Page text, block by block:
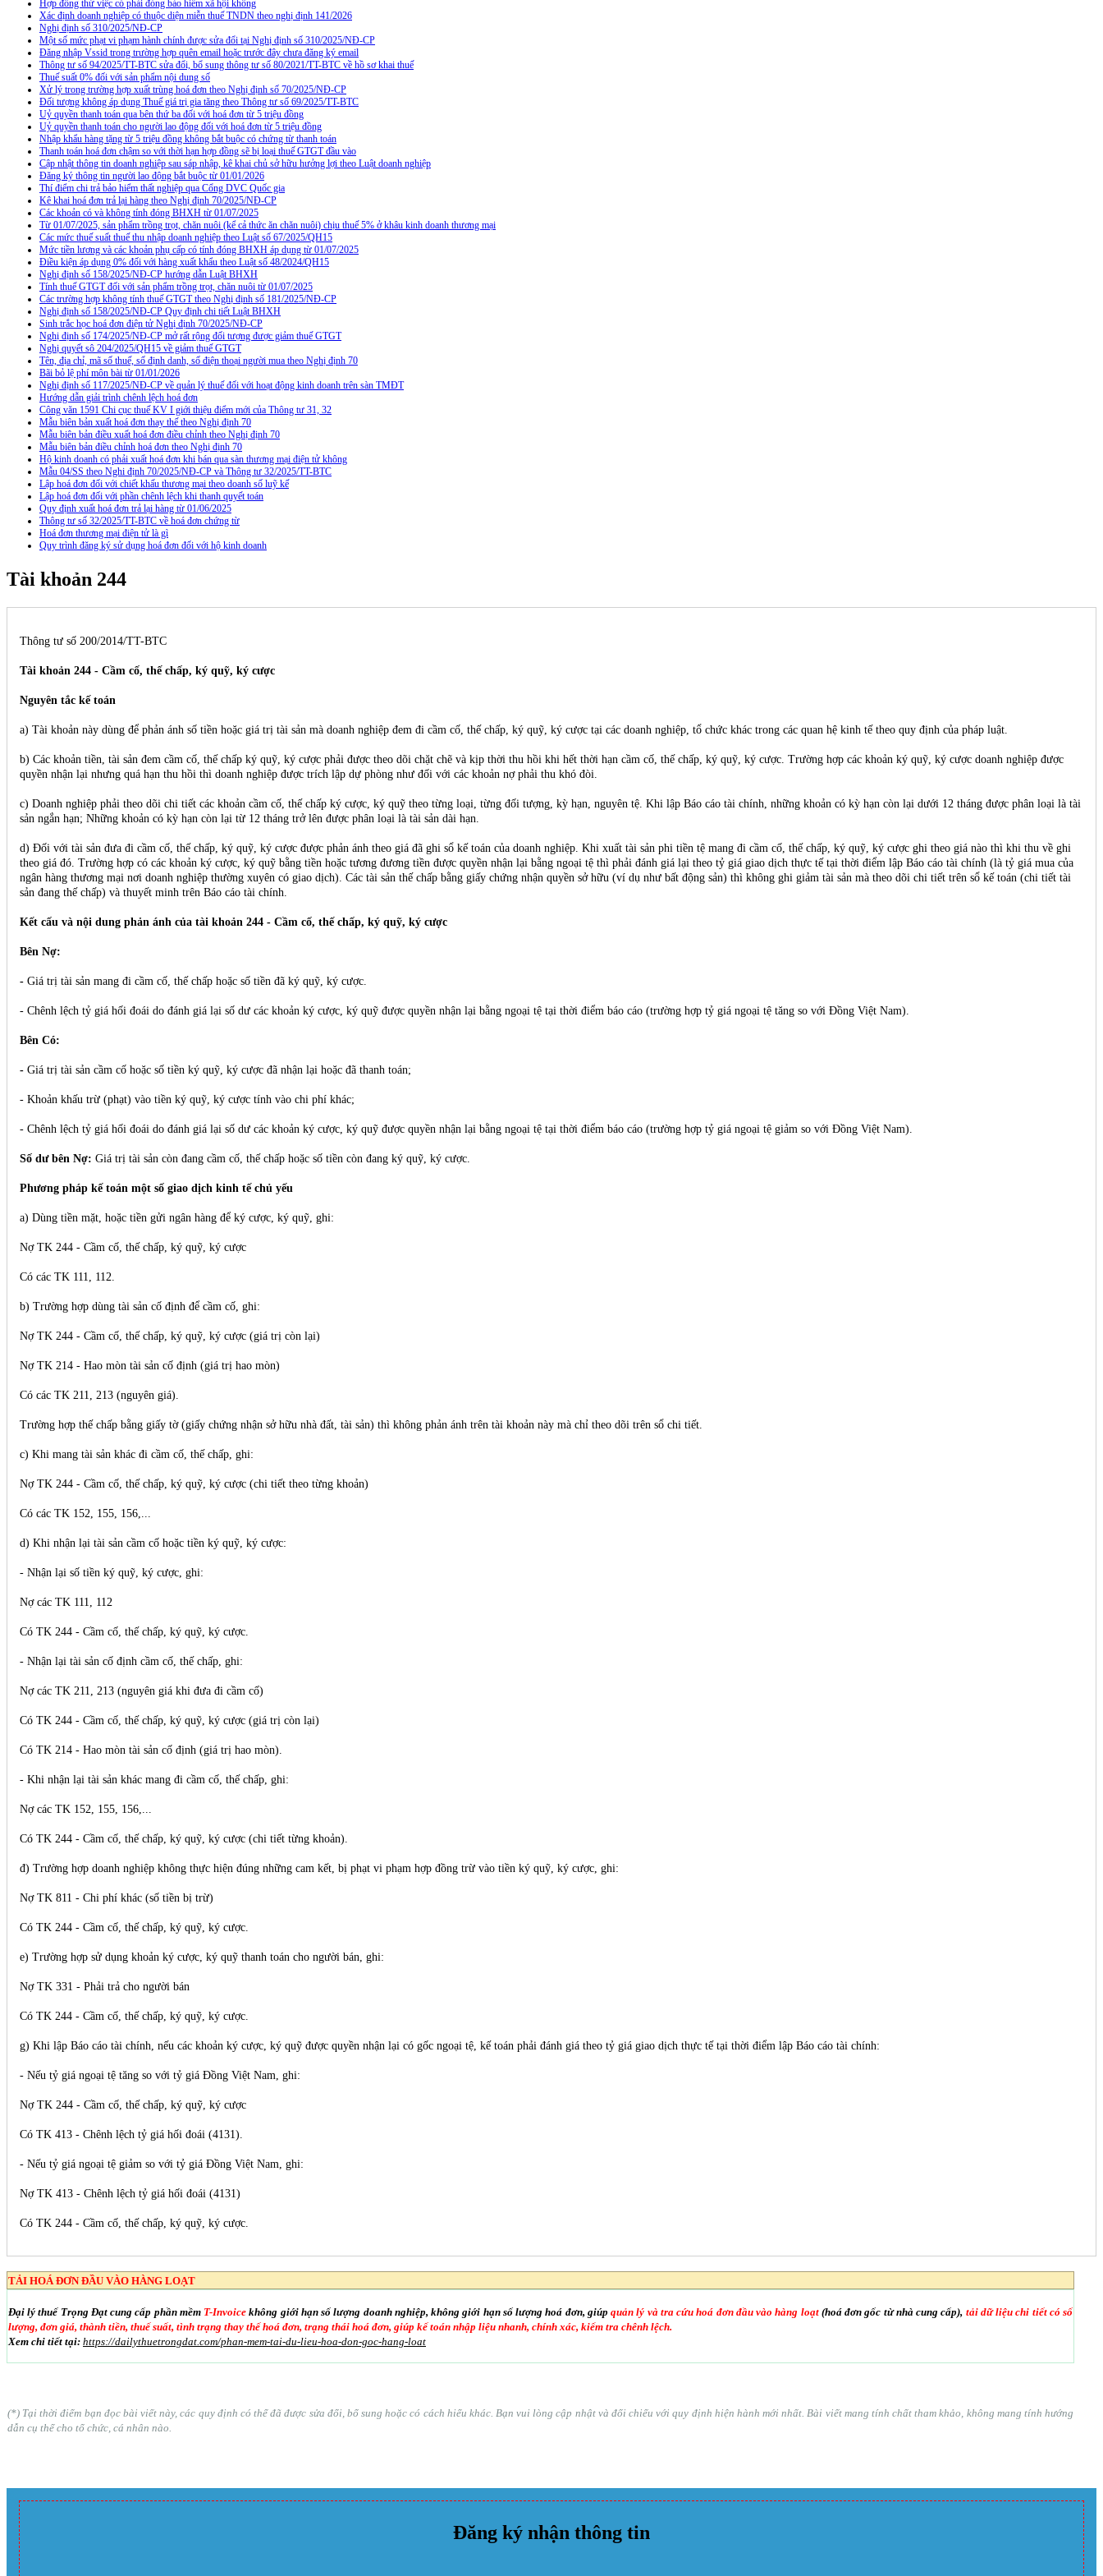
Hợp đồng thử việc có phải đóng bảo hiểm xã hội không
Xác định doanh nghiệp có thuộc diện miễn thuế TNDN theo nghị định 141/2026
Nghị định số 310/2025/NĐ-CP
Một số mức phạt vi phạm hành chính được sửa đổi tại Nghị định số 310/2025/NĐ-CP
Đăng nhập Vssid trong trường hợp quên email hoặc trước đây chưa đăng ký email
Thông tư số 94/2025/TT-BTC sửa đổi, bổ sung thông tư số 80/2021/TT-BTC về hồ sơ khai thuế
Thuế suất 0% đối với sản phẩm nội dung số
Xử lý trong trường hợp xuất trùng hoá đơn theo Nghị định số 70/2025/NĐ-CP
Đối tượng không áp dụng Thuế giá trị gia tăng theo Thông tư số 69/2025/TT-BTC
Uỷ quyền thanh toán qua bên thứ ba đối với hoá đơn từ 5 triệu đồng
Uỷ quyền thanh toán cho người lao động đối với hoá đơn từ 5 triệu đồng
Nhập khẩu hàng tặng từ 5 triệu đồng không bắt buộc có chứng từ thanh toán
Thanh toán hoá đơn chậm so với thời hạn hợp đồng sẽ bị loại thuế GTGT đầu vào
Cập nhật thông tin doanh nghiệp sau sáp nhập, kê khai chủ sở hữu hưởng lợi theo Luật doanh nghiệp
Đăng ký thông tin người lao động bắt buộc từ 01/01/2026
Thí điểm chi trả bảo hiểm thất nghiệp qua Cổng DVC Quốc gia
Kê khai hoá đơn trả lại hàng theo Nghị định 70/2025/NĐ-CP
Các khoản có và không tính đóng BHXH từ 01/07/2025
Từ 01/07/2025, sản phẩm trồng trọt, chăn nuôi (kể cả thức ăn chăn nuôi) chịu thuế 5% ở khâu kinh doanh thương mại
Các mức thuế suất thuế thu nhập doanh nghiệp theo Luật số 67/2025/QH15
Mức tiền lương và các khoản phụ cấp có tính đóng BHXH áp dụng từ 01/07/2025
Điều kiện áp dụng 0% đối với hàng xuất khẩu theo Luật số 48/2024/QH15
Nghị định số 158/2025/NĐ-CP hướng dẫn Luật BHXH
Tính thuế GTGT đối với sản phẩm trồng trọt, chăn nuôi từ 01/07/2025
Các trường hợp không tính thuế GTGT theo Nghị định số 181/2025/NĐ-CP
Nghị định số 158/2025/NĐ-CP Quy định chi tiết Luật BHXH
Sinh trắc học hoá đơn điện tử Nghị định 70/2025/NĐ-CP
Nghị định số 174/2025/NĐ-CP mở rất rộng đối tượng được giảm thuế GTGT
Nghị quyết sô 204/2025/QH15 về giảm thuế GTGT
Tên, địa chỉ, mã số thuế, số định danh, số điện thoại người mua theo Nghị định 70
Bãi bỏ lệ phí môn bài từ 01/01/2026
Nghị định số 117/2025/NĐ-CP về quản lý thuế đối với hoạt động kinh doanh trên sàn TMĐT
Hướng dẫn giải trình chênh lệch hoá đơn
Công văn 1591 Chi cục thuế KV I giới thiệu điểm mới của Thông tư 31, 32
Mẫu biên bản xuất hoá đơn thay thế theo Nghị định 70
Mẫu biên bản điều xuất hoá đơn điều chỉnh theo Nghị định 70
Mẫu biên bản điều chỉnh hoá đơn theo Nghị định 70
Hộ kinh doanh có phải xuất hoá đơn khi bán qua sàn thương mại điện tử không
Mẫu 04/SS theo Nghi định 70/2025/NĐ-CP và Thông tư 32/2025/TT-BTC
Lập hoá đơn đối với chiết khấu thương mại theo doanh số luỹ kế
Lập hoá đơn đối với phần chênh lệch khi thanh quyết toán
Quy định xuất hoá đơn trả lại hàng từ 01/06/2025
Thông tư số 32/2025/TT-BTC về hoá đơn chứng từ
Hoá đơn thương mại điện tử là gì
Quy trình đăng ký sử dụng hoá đơn đối với hộ kinh doanh
Tài khoản 244
Thông tư số 200/2014/TT-BTC
Tài khoản 244 - Cầm cố, thế chấp, ký quỹ, ký cược
Nguyên tắc kế toán
a) Tài khoản này dùng để phản ánh số tiền hoặc giá trị tài sản mà doanh nghiệp đem đi cầm cố, thế chấp, ký quỹ, ký cược tại các doanh nghiệp, tổ chức khác trong các quan hệ kinh tế theo quy định của pháp luật.
b) Các khoản tiền, tài sản đem cầm cố, thế chấp ký quỹ, ký cược phải được theo dõi chặt chẽ và kịp thời thu hồi khi hết thời hạn cầm cố, thế chấp, ký quỹ, ký cược. Trường hợp các khoản ký quỹ, ký cược doanh nghiệp được
quyền nhận lại nhưng quá hạn thu hồi thì doanh nghiệp được trích lập dự phòng như đối với các khoản nợ phải thu khó đòi.
c) Doanh nghiệp phải theo dõi chi tiết các khoản cầm cố, thế chấp ký cược, ký quỹ theo từng loại, từng đối tượng, kỳ hạn, nguyên tệ. Khi lập Báo cáo tài chính, những khoản có kỳ hạn còn lại dưới 12 tháng được phân loại là tài
sản ngắn hạn; Những khoản có kỳ hạn còn lại từ 12 tháng trở lên được phân loại là tài sản dài hạn.
d) Đối với tài sản đưa đi cầm cố, thế chấp, ký quỹ, ký cược được phản ánh theo giá đã ghi sổ kế toán của doanh nghiệp. Khi xuất tài sản phi tiền tệ mang đi cầm cố, thế chấp, ký quỹ, ký cược ghi theo giá nào thì khi thu về ghi
theo giá đó. Trường hợp có các khoản ký cược, ký quỹ bằng tiền hoặc tương đương tiền được quyền nhận lại bằng ngoại tệ thì phải đánh giá lại theo tỷ giá giao dịch thực tế tại thời điểm lập Báo cáo tài chính (là tỷ giá mua của
ngân hàng thương mại nơi doanh nghiệp thường xuyên có giao dịch). Các tài sản thế chấp bằng giấy chứng nhận quyền sở hữu (ví dụ như bất động sản) thì không ghi giảm tài sản mà theo dõi chi tiết trên sổ kế toán (chi tiết tài
sản đang thế chấp) và thuyết minh trên Báo cáo tài chính.
Kết cấu và nội dung phản ánh của tài khoản 244 - Cầm cố, thế chấp, ký quỹ, ký cược
Bên Nợ:
- Giá trị tài sản mang đi cầm cố, thế chấp hoặc số tiền đã ký quỹ, ký cược.
- Chênh lệch tỷ giá hối đoái do đánh giá lại số dư các khoản ký cược, ký quỹ được quyền nhận lại bằng ngoại tệ tại thời điểm báo cáo (trường hợp tỷ giá ngoại tệ tăng so với Đồng Việt Nam).
Bên Có:
- Giá trị tài sản cầm cố hoặc số tiền ký quỹ, ký cược đã nhận lại hoặc đã thanh toán;
- Khoản khấu trừ (phạt) vào tiền ký quỹ, ký cược tính vào chi phí khác;
- Chênh lệch tỷ giá hối đoái do đánh giá lại số dư các khoản ký cược, ký quỹ được quyền nhận lại bằng ngoại tệ tại thời điểm báo cáo (trường hợp tỷ giá ngoại tệ giảm so với Đồng Việt Nam).
Số dư bên Nợ: Giá trị tài sản còn đang cầm cố, thế chấp hoặc số tiền còn đang ký quỹ, ký cược.
Phương pháp kế toán một số giao dịch kinh tế chủ yếu
a) Dùng tiền mặt, hoặc tiền gửi ngân hàng để ký cược, ký quỹ, ghi:
Nợ TK 244 - Cầm cố, thế chấp, ký quỹ, ký cược
Có các TK 111, 112.
b) Trường hợp dùng tài sản cố định để cầm cố, ghi:
Nợ TK 244 - Cầm cố, thế chấp, ký quỹ, ký cược (giá trị còn lại)
Nợ TK 214 - Hao mòn tài sản cố định (giá trị hao mòn)
Có các TK 211, 213 (nguyên giá).
Trường hợp thế chấp bằng giấy tờ (giấy chứng nhận sở hữu nhà đất, tài sản) thì không phản ánh trên tài khoản này mà chỉ theo dõi trên sổ chi tiết.
c) Khi mang tài sản khác đi cầm cố, thế chấp, ghi:
Nợ TK 244 - Cầm cố, thế chấp, ký quỹ, ký cược (chi tiết theo từng khoản)
Có các TK 152, 155, 156,...
d) Khi nhận lại tài sản cầm cố hoặc tiền ký quỹ, ký cược:
- Nhận lại số tiền ký quỹ, ký cược, ghi:
Nợ các TK 111, 112
Có TK 244 - Cầm cố, thế chấp, ký quỹ, ký cược.
- Nhận lại tài sản cố định cầm cố, thế chấp, ghi:
Nợ các TK 211, 213 (nguyên giá khi đưa đi cầm cố)
Có TK 244 - Cầm cố, thế chấp, ký quỹ, ký cược (giá trị còn lại)
Có TK 214 - Hao mòn tài sản cố định (giá trị hao mòn).
- Khi nhận lại tài sản khác mang đi cầm cố, thế chấp, ghi:
Nợ các TK 152, 155, 156,...
Có TK 244 - Cầm cố, thế chấp, ký quỹ, ký cược (chi tiết từng khoản).
đ) Trường hợp doanh nghiệp không thực hiện đúng những cam kết, bị phạt vi phạm hợp đồng trừ vào tiền ký quỹ, ký cược, ghi:
Nợ TK 811 - Chi phí khác (số tiền bị trừ)
Có TK 244 - Cầm cố, thế chấp, ký quỹ, ký cược.
e) Trường hợp sử dụng khoản ký cược, ký quỹ thanh toán cho người bán, ghi:
Nợ TK 331 - Phải trả cho người bán
Có TK 244 - Cầm cố, thế chấp, ký quỹ, ký cược.
g) Khi lập Báo cáo tài chính, nếu các khoản ký cược, ký quỹ được quyền nhận lại có gốc ngoại tệ, kế toán phải đánh giá theo tỷ giá giao dịch thực tế tại thời điểm lập Báo cáo tài chính:
- Nếu tỷ giá ngoại tệ tăng so với tỷ giá Đồng Việt Nam, ghi:
Nợ TK 244 - Cầm cố, thế chấp, ký quỹ, ký cược
Có TK 413 - Chênh lệch tỷ giá hối đoái (4131).
- Nếu tỷ giá ngoại tệ giảm so với tỷ giá Đồng Việt Nam, ghi:
Nợ TK 413 - Chênh lệch tỷ giá hối đoái (4131)
Có TK 244 - Cầm cố, thế chấp, ký quỹ, ký cược.
TẢI HOÁ ĐƠN ĐẦU VÀO HÀNG LOẠT
Đại lý thuế Trọng Đạt cung cấp phần mềm T-Invoice không giới hạn số lượng doanh nghiệp, không giới hạn số lượng hoá đơn, giúpquản lý và tra cứu hoá đơn đầu vào hàng loạt(hoá đơn gốc từ nhà cung cấp), tải dữ liệu chi tiết có số
lượng, đơn giá, thành tiền, thuế suất, tình trạng thay thế hoá đơn, trạng thái hoá đơn, giúp kế toán nhập liệu nhanh, chính xác, kiểm tra chênh lệch.
Xem chi tiết tại: https://dailythuetrongdat.com/phan-mem-tai-du-lieu-hoa-don-goc-hang-loat
(*) Tại thời điểm bạn đọc bài viết này, các quy định có thể đã được sửa đổi, bổ sung hoặc có cách hiểu khác. Bạn vui lòng cập nhật và đối chiếu với quy định hiện hành mới nhất. Bài viết mang tính chất tham khảo, không mang tính hướng
dẫn cụ thể cho tổ chức, cá nhân nào.
Đăng ký nhận thông tin